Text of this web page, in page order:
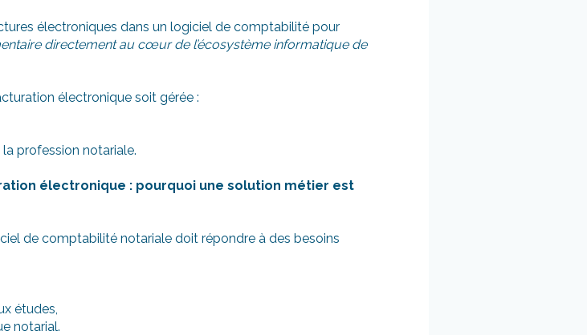
électroniques dans un logiciel de comptabilité pour
directement au cœur de l’écosystème informatique de
électronique soit gérée :
profession notariale.
électronique : pourquoi une solution métier est
de comptabilité notariale doit répondre à des besoins
études,
notarial.